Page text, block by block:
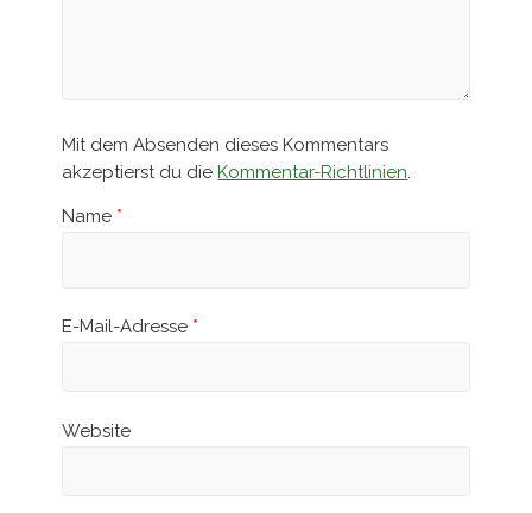
Mit dem Absenden dieses Kommentars
akzeptierst du die Kommentar-Richtlinien.
Name *
E-Mail-Adresse *
Website